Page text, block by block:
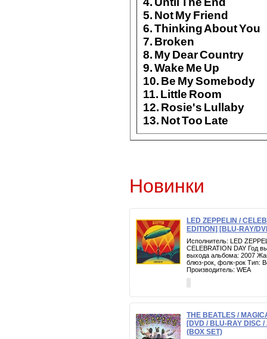
5. Not My Friend
6. Thinking About You
7. Broken
8. My Dear Country
9. Wake Me Up
10. Be My Somebody
11. Little Room
12. Rosie's Lullaby
13. Not Too Late
Новинки
LED ZEPPELIN /
EDITION] [BLU-RAY/
Исполнитель: LED
CELEBRATION DAY Год
выхода альбома: 2007
блюз-рок, фолк-рок Тип:
Производитель: WEA
THE BEATLES /
[DVD / BLU-RAY DISC
(BOX SET)